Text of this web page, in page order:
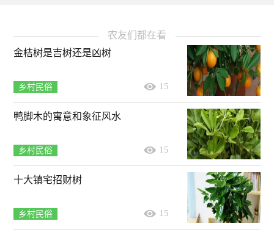
农友们都在看
金桔树是吉树还是凶树
乡村民俗 15
鸭脚木的寓意和象征风水
乡村民俗 15
十大镇宅招财树
乡村民俗 15